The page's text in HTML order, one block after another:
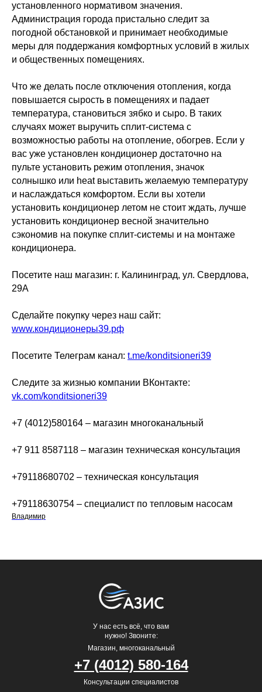
установленного нормативом значения.
Администрация города пристально следит за
погодной обстановкой и принимает необходимые
меры для поддержания комфортных условий в жилых
и общественных помещениях.
Что же делать после отключения отопления, когда
повышается сырость в помещениях и падает
температура, становиться зябко и сыро. В таких
случаях может выручить сплит-система с
возможностью работы на отопление, обогрев. Если у
вас уже установлен кондиционер достаточно на
пульте установить режим отопления, значок
солнышко или heat выставить желаемую температуру
и наслаждаться комфортом. Если вы хотели
установить кондиционер летом не стоит ждать, лучше
установить кондиционер весной значительно
сэкономив на покупке сплит-системы и на монтаже
кондиционера.
Посетите наш магазин: г. Калининград, ул. Свердлова,
29А
Сделайте покупку через наш сайт:
www.кондиционеры39.рф
Посетите Телеграм канал: t.me/konditsioneri39
Следите за жизнью компании ВКонтакте:
vk.com/konditsioneri39
+7 (4012)580164 – магазин многоканальный
+7 911 8587118 – магазин техническая консультация
+79118680702 – техническая консультация
+79118630754 – специалист по тепловым насосам
Владимир
У нас есть всё, что вам
нужно! Звоните:
Магазин, многоканальный
Консультации специалистов
+7 (4012) 580-164